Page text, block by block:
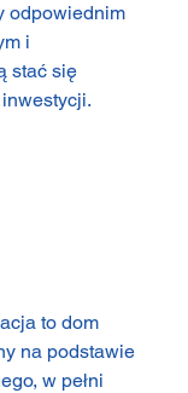
odpowiednim
i
stać się
to dom
na podstawie
w pełni